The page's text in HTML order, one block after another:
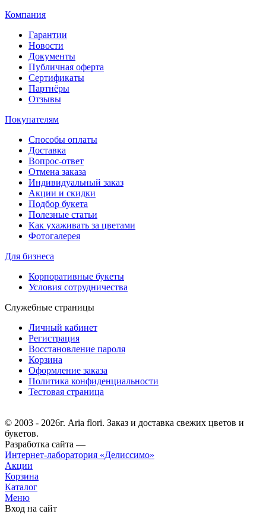
Компания
Гарантии
Новости
Документы
Публичная оферта
Сертификаты
Партнёры
Отзывы
Покупателям
Способы оплаты
Доставка
Вопрос-ответ
Отмена заказа
Индивидуальный заказ
Акции и скидки
Подбор букета
Полезные статьи
Как ухаживать за цветами
Фотогалерея
Для бизнеса
Корпоративные букеты
Условия сотрудничества
Служебные страницы
Личный кабинет
Регистрация
Восстановление пароля
Корзина
Оформление заказа
Политика конфиденциальности
Тестовая страница
© 2003 - 2026г. Aria flori. Заказ и доставка свежих цветов и
букетов.
Разработка сайта —
Интернет-лаборатория «Делиссимо»
Акции
Корзина
Каталог
Меню
Вход на сайт